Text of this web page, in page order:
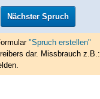
Nächster Spruch
"Spruch erstellen"
dar. Missbrauch z.B.: